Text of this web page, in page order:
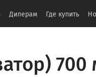
Дилерам Где купить
700